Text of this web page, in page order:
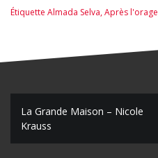
Étiquette Almada Selva,Après l'orage
N
a
La Grande Maison – Nicole
Krauss